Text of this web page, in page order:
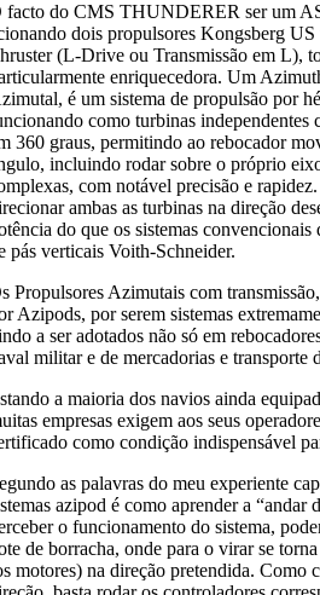
facto do CMS THUNDERER ser um
dois propulsores Kongsberg
(L-Drive ou Transmissão em L),
enriquecedora. Um
é um sistema de propulsão por
como turbinas independentes
360 graus, permitindo ao rebocador
incluindo rodar sobre o próprio
com notável precisão e
ambas as turbinas na direção
do que os sistemas
pás verticais Voith-Schneider.
Propulsores Azimutais com
Azipods, por serem sistemas
a ser adotados não só em
militar e de mercadorias e transporte
a maioria dos navios ainda
empresas exigem aos seus
como condição indispensável
as palavras do meu experiente
azipod é como aprender a
o funcionamento do sistema,
de borracha, onde para o virar se
motores) na direção pretendida. Como